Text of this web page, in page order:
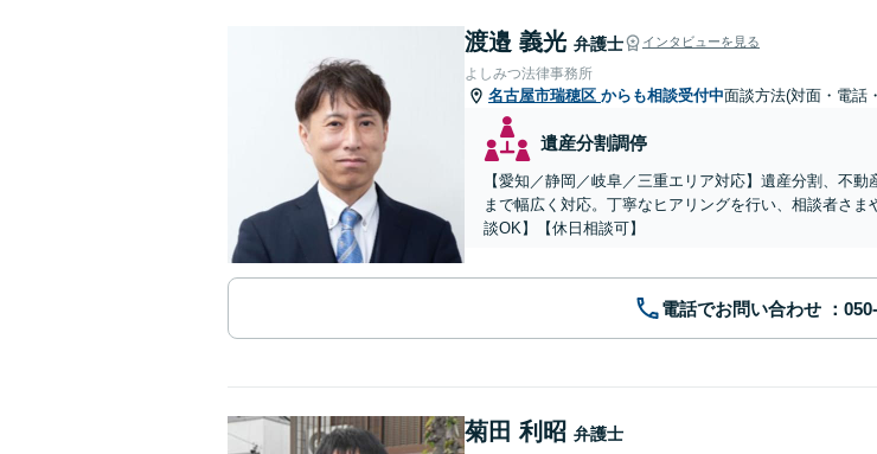
渡邉 義光 弁護士 インタビューを見る
よしみつ法律事務所
名古屋市瑞穂区 からも相談受付中面談方法(対面・電話
遺産分割調停
【愛知／静岡／岐阜／三重エリア対応】遺産分割、不
まで幅広く対応。丁寧なヒアリングを行い、相談者さ
談OK】【休日相談可】
電話でお問い合わせ
菊田 利昭 弁護士